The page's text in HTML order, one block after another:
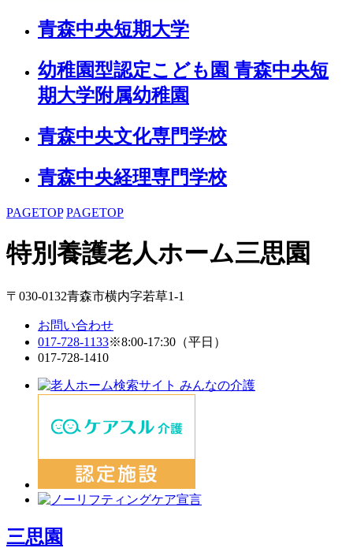
青森中央短期大学
幼稚園型認定こども園 青森中央短
期大学附属幼稚園
青森中央文化専門学校
青森中央経理専門学校
PAGETOP PAGETOP
特別養護老人ホーム三思園
〒030-0132青森市横内字若草1-1
お問い合わせ
017-728-1133※8:00-17:30（平日）
017-728-1410
三思園